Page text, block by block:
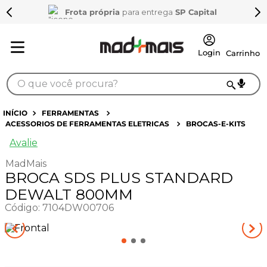
Frota própria para entrega SP Capital
O que você procura?
FERRAMENTAS
ACESSORIOS DE FERRAMENTAS ELETRICAS
BROCAS-E-KITS
Avalie
MadMais
BROCA SDS PLUS STANDARD
DEWALT 800MM
Código: 7104DW00706
TERMOS MAIS BUSCADOS
1º
sarrafo
2º
3º
compensado naval
4º
napa
5º
mdf 15mm
6º
puxador